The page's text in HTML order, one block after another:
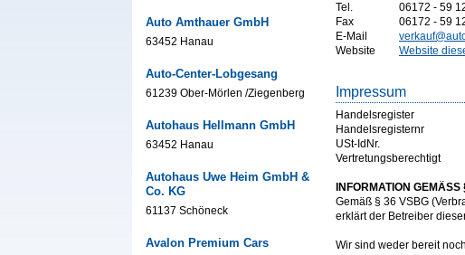
Auto Amthauer GmbH
63452 Hanau
Auto-Center-Lobgesang
61239 Ober-Mörlen /Ziegenberg
Autohaus Hellmann GmbH
63452 Hanau
Autohaus Uwe Heim GmbH &
Co. KG
61137 Schöneck
Avalon Premium Cars
Tel.
06172 - 59
Fax
06172 - 59
E-Mail
Website
Website
Impressum
Handelsregister
Handelsregisternr
USt-IdNr.
Vertretungsberechtigt
INFORMATION GEMÄSS
Gemäß § 36 VSBG
erklärt der Betreiber
Wir sind weder bereit